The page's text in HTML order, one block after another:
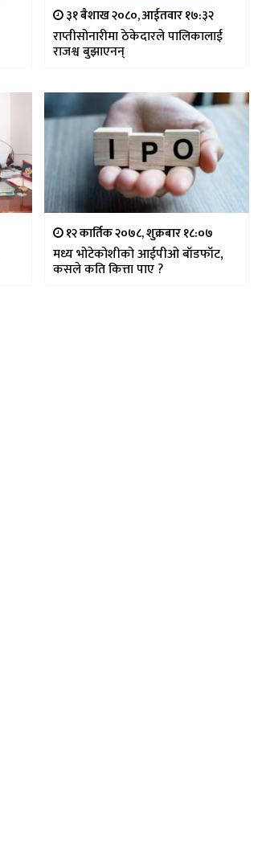
३१ बैशाख २०८०, आईतवार १७:३२
राप्तीसोनारीमा ठेकेदारले पालिकालाई
राजश्व बुझाएनन्
१२ कार्तिक २०७८, शुक्रबार १८:०७
मध्य भोटेकोशीको आईपीओ बाँडफाँट,
कसले कति कित्ता पाए ?